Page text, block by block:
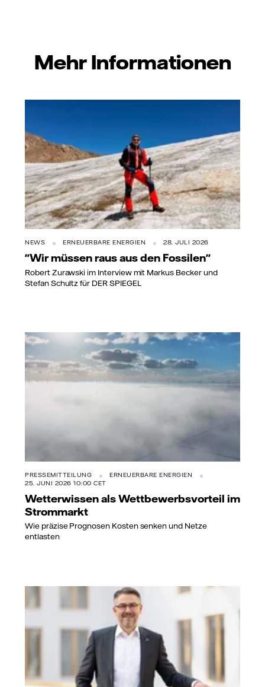
Mehr Informationen
NEWS ERNEUERBARE ENERGIEN 28. JULI 2026
"Wir müssen raus aus den Fossilen"
Robert Zurawski im Interview mit Markus Becker und
Stefan Schultz für DER SPIEGEL
PRESSEMITTEILUNG
ERNEUERBARE ENERGIEN
25. JUNI 2026 10:00 CET
Wetterwissen als Wettbewerbsvorteil im
Strommarkt
Wie präzise Prognosen Kosten senken und Netze
entlasten